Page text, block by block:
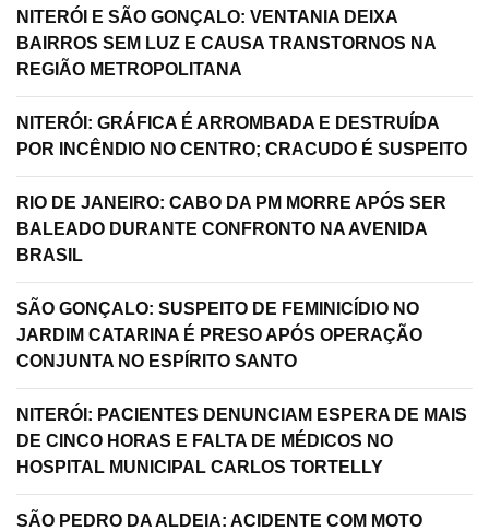
NITERÓI E SÃO GONÇALO: VENTANIA DEIXA
BAIRROS SEM LUZ E CAUSA TRANSTORNOS NA
REGIÃO METROPOLITANA
NITERÓI: GRÁFICA É ARROMBADA E DESTRUÍDA
POR INCÊNDIO NO CENTRO; CRACUDO É SUSPEITO
RIO DE JANEIRO: CABO DA PM MORRE APÓS SER
BALEADO DURANTE CONFRONTO NA AVENIDA
BRASIL
SÃO GONÇALO: SUSPEITO DE FEMINICÍDIO NO
JARDIM CATARINA É PRESO APÓS OPERAÇÃO
CONJUNTA NO ESPÍRITO SANTO
NITERÓI: PACIENTES DENUNCIAM ESPERA DE MAIS
DE CINCO HORAS E FALTA DE MÉDICOS NO
HOSPITAL MUNICIPAL CARLOS TORTELLY
SÃO PEDRO DA ALDEIA: ACIDENTE COM MOTO